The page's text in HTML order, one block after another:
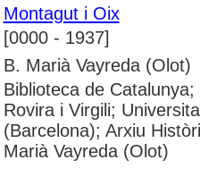
Montagut i Oix
[0000 - 1937]
B. Marià Vayreda (Olot)
Biblioteca de
Rovira i Virgili;
(Barcelona); Arxiu
Marià Vayreda (Olot)